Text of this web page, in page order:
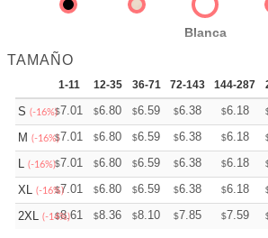
Blanca
TAMAÑO
1-11 12-35 36-71 72-143 144-287
S (-16%)$7.01 $6.80 $6.59 $6.38 $6.18
M (-16%)$7.01 $6.80 $6.59 $6.38 $6.18
L (-16%)$7.01 $6.80 $6.59 $6.38 $6.18
XL (-16%)
$7.01 $6.80 $6.59 $6.38 $6.18
2XL (-14%)
$8.61 $8.36 $8.10 $7.85 $7.59